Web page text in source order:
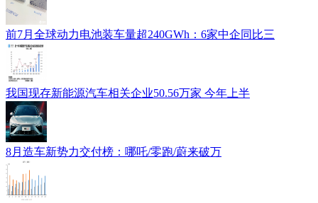
前7月全球动力电池装车量超240GWh：6家中企同比三
我国现存新能源汽车相关企业50.56万家 今年上半
8月造车新势力交付榜：哪吒/零跑/蔚来破万